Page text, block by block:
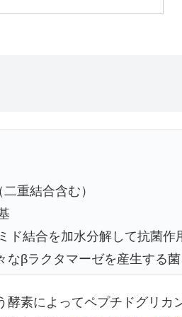
重結合含む）
ド結合を加水分解して抗菌
なβラクタマーゼを産生する
素によってペプチドグリ